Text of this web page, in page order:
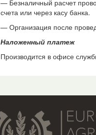
— Безналичный расчет
счета или через касу банка.
— Организация после
Наложенный платеж
Производится в офисе